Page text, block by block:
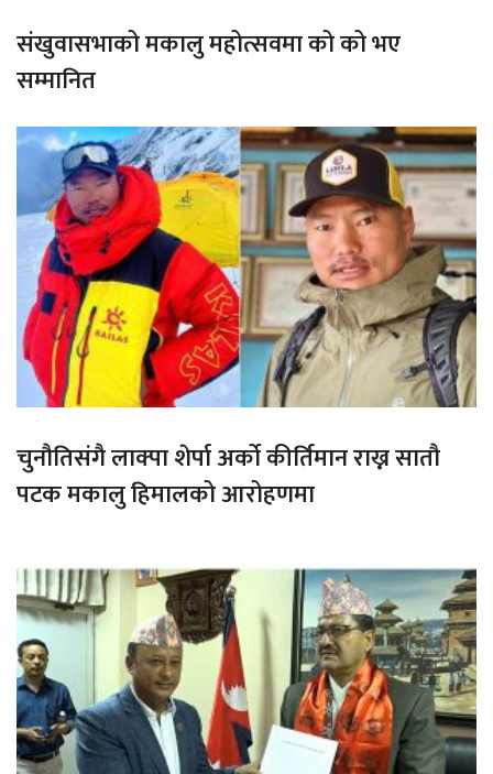
संखुवासभाको मकालु महोत्सवमा को को भए
सम्मानित
चुनौतिसंगै लाक्पा शेर्पा अर्को कीर्तिमान राख्न सातौ
पटक मकालु हिमालको आरोहणमा